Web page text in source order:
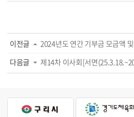
이전글
다음글
제14차 이사회[서면